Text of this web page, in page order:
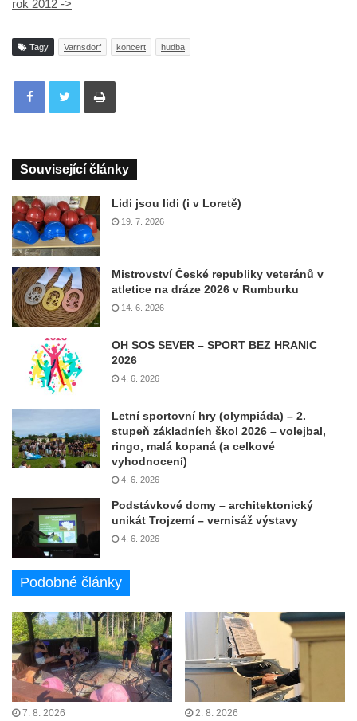
rok 2012 ->
Tagy Varnsdorf koncert hudba
Tisknout
Související články
Lidi jsou lidi (i v Loretě)
19. 7. 2026
Mistrovství České republiky veteránů v
atletice na dráze 2026 v Rumburku
14. 6. 2026
OH SOS SEVER – SPORT BEZ HRANIC
2026
4. 6. 2026
Letní sportovní hry (olympiáda) – 2.
stupeň základních škol 2026 – volejbal,
ringo, malá kopaná (a celkové
vyhodnocení)
4. 6. 2026
Podstávkové domy – architektonický
unikát Trojzemí – vernisáž výstavy
4. 6. 2026
Podobné články
7. 8. 2026 2. 8. 2026